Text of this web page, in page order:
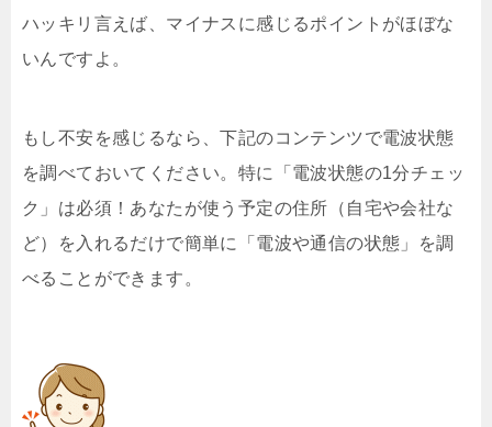
ハッキリ言えば、マイナスに感じるポイントがほぼな
いんですよ。
もし不安を感じるなら、下記のコンテンツで電波状態
を調べておいてください。特に「電波状態の1分チェッ
ク」は必須！あなたが使う予定の住所（自宅や会社な
ど）を入れるだけで簡単に「電波や通信の状態」を調
べることができます。